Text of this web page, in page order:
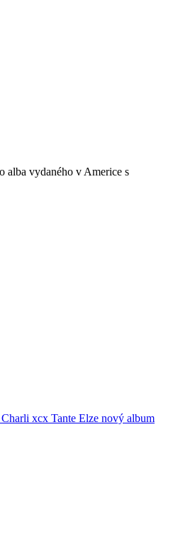
alba vydaného v Americe s
Charli xcx Tante Elze nový album